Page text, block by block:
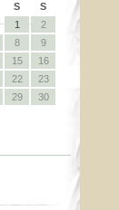
S
S
1
2
8
9
15
16
22
23
29
30